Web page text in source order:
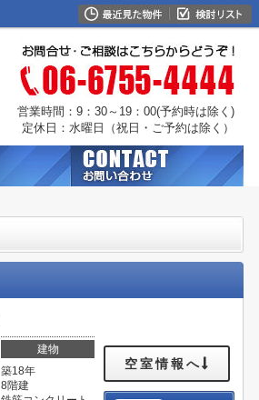
営業時間：9：30～19：00(予約時は除く)
定休日：水曜日（祝日・ご予約は除く）
建物
築18年
8階建
空室情報へ